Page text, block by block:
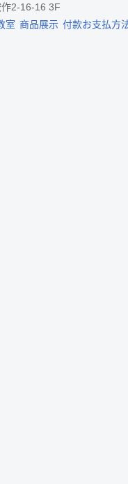
2-16-16 3F
室 商品展示 付款お支払方